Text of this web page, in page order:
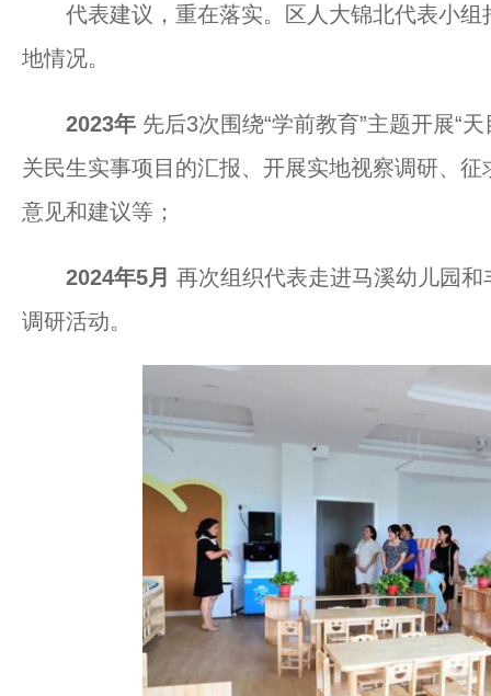
代表建议，重在落实。区人大锦北代表小组
地情况。
2023年 先后3次围绕“学前教育”主题开展“
关民生实事项目的汇报、开展实地视察调研、
意见和建议等；
2024年5月 再次组织代表走进马溪幼儿园
调研活动。